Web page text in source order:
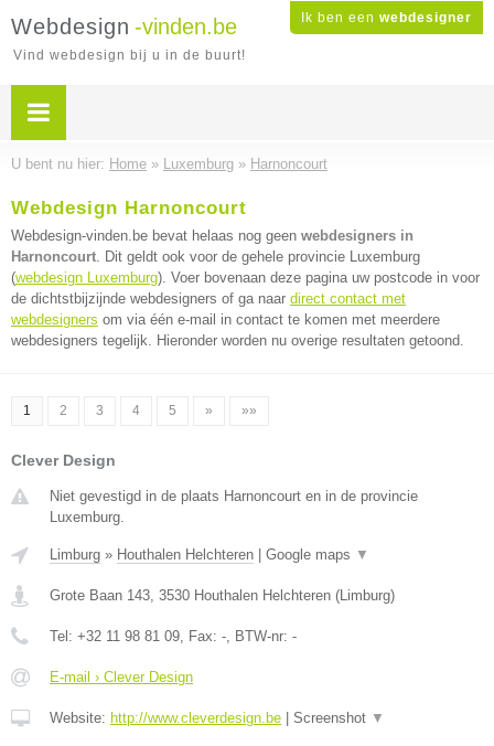
Ik ben een webdesigner
Webdesign -vinden.be
Vind webdesign bij u in de buurt!
U bent nu hier: Home » Luxemburg » Harnoncourt
Webdesign Harnoncourt
Webdesign-vinden.be bevat helaas nog geen webdesigners in
Harnoncourt. Dit geldt ook voor de gehele provincie Luxemburg
(webdesign Luxemburg). Voer bovenaan deze pagina uw postcode in voor
de dichtstbijzijnde webdesigners of ga naar direct contact met
webdesigners om via één e-mail in contact te komen met meerdere
webdesigners tegelijk. Hieronder worden nu overige resultaten getoond.
1 2 3 4 5 » »»
Clever Design
Niet gevestigd in de plaats Harnoncourt en in de provincie
Luxemburg.
Limburg » Houthalen Helchteren Google maps ▼
Grote Baan 143, 3530 Houthalen Helchteren (Limburg)
Tel: +32 11 98 81 09, Fax: -, BTW-nr: -
E-mail › Clever Design
Website: http://www.cleverdesign.be Screenshot ▼